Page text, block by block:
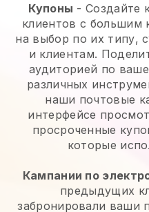
Купоны - Создайте
клиентов с большим
на выбор по их типу,
и клиентам.
аудиторией по
различных
наши почтовые
интерфейсе
просроченные
которые
Кампании по
предыдущих
забронировали ваши